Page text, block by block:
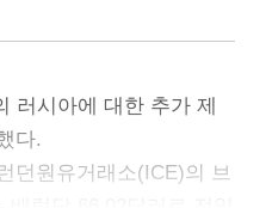
러시아에 대한 추가 제
다.
던원유거래소(ICE)의 브